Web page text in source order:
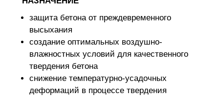
защита бетона от преждевременного
высыхания
создание оптимальных воздушно-
влажностных условий для качественного
твердения бетона
снижение температурно-усадочных
деформаций в процессе твердения